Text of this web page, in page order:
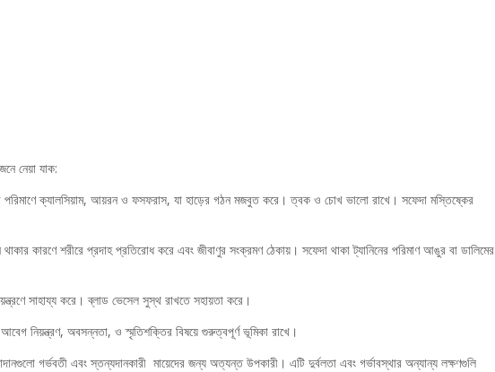
নেয়া যাক:
ক্যালসিয়াম, আয়রন ও ফসফরাস, যা হাড়ের গঠন মজবুত করে। ত্বক ও চোখ ভালো রাখে। সফেদা মস্তিষ্কের
কারণে শরীরে প্রদাহ প্রতিরোধ করে এবং জীবাণুর সংক্রমণ ঠেকায়। সফেদা থাকা ট্যানিনের পরিমাণ আঙুর বা ডালিমের
সাহায্য করে। ব্লাড ভেসেল সুস্থ রাখতে সহায়তা করে।
নিয়ন্ত্রণ, অবসন্নতা, ও স্মৃতিশক্তির বিষয়ে গুরুত্বপূর্ণ ভূমিকা রাখে।
গর্ভবতী এবং স্তন্যদানকারী মায়েদের জন্য অত্যন্ত উপকারী। এটি দুর্বলতা এবং গর্ভাবস্থার অন্যান্য লক্ষণগুলি